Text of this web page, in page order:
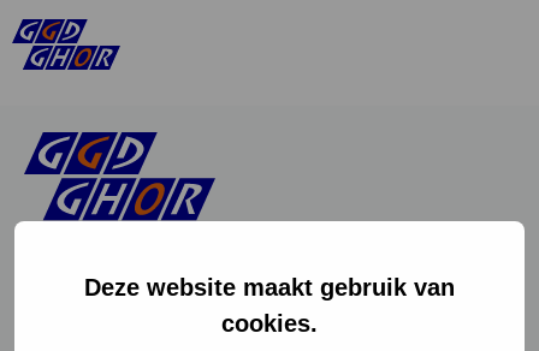
Deze website maakt gebruik van
cookies.
Instagram